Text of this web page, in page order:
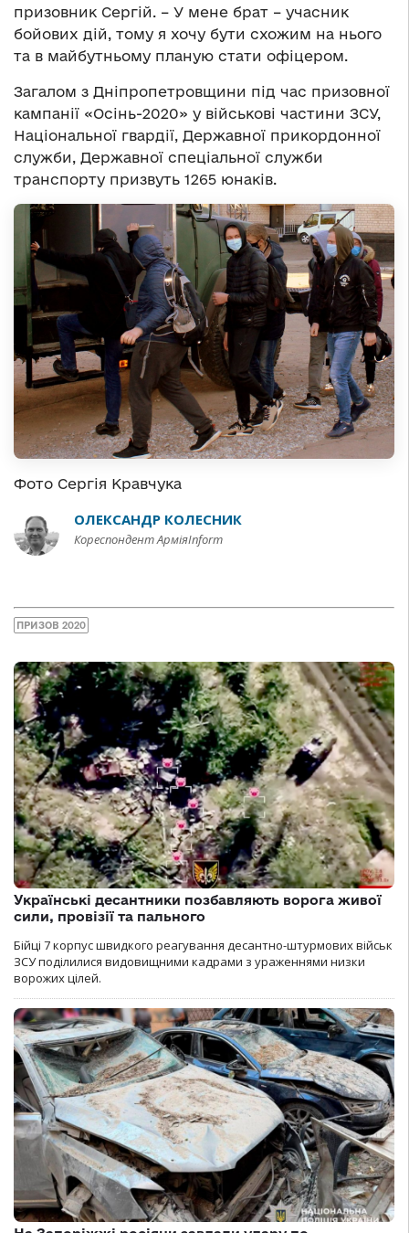
призовник Сергій. – У мене брат – учасник
бойових дій, тому я хочу бути схожим на нього
та в майбутньому планую стати офіцером.
Загалом з Дніпропетровщини під час призовної
кампанії «Осінь-2020» у військові частини ЗСУ,
Національної гвардії, Державної прикордонної
служби, Державної спеціальної служби
транспорту призвуть 1265 юнаків.
Фото Сергія Кравчука
ОЛЕКСАНДР КОЛЕСНИК
Кореспондент АрміяInform
ПРИЗОВ 2020
Українські десантники позбавляють ворога живої
сили, провізії та пального
Бійці 7 корпус швидкого реагування десантно-штурмових військ
ЗСУ поділилися видовищними кадрами з ураженнями низки
ворожих цілей.